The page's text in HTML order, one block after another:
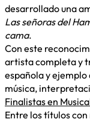
desarrollado una
Las señoras del
cama.
Con este
artista completa y
española y
música,
Finalistas en
Entre los títulos